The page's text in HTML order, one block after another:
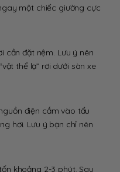
một chiếc giường cực
cần đặt nệm. Lưu ý nên
thể lạ” rơi dưới sàn xe
điện cắm vào tẩu
hơi. Lưu ý bạn chỉ nên
khoảng 2-3 phút. Sau